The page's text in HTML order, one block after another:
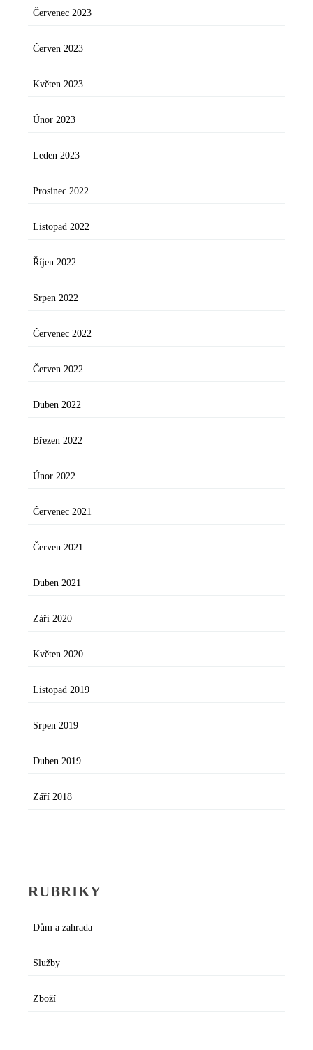
Červenec 2023
Červen 2023
Květen 2023
Únor 2023
Leden 2023
Prosinec 2022
Listopad 2022
Říjen 2022
Srpen 2022
Červenec 2022
Červen 2022
Duben 2022
Březen 2022
Únor 2022
Červenec 2021
Červen 2021
Duben 2021
Září 2020
Květen 2020
Listopad 2019
Srpen 2019
Duben 2019
Září 2018
RUBRIKY
Dům a zahrada
Služby
Zboží